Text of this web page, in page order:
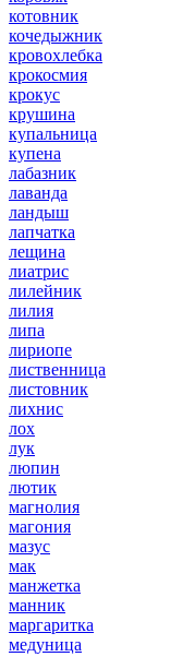
котовник
кочедыжник
кровохлебка
крокосмия
крокус
крушина
купальница
купена
лабазник
лаванда
ландыш
лапчатка
лещина
лиатрис
лилейник
лилия
липа
лириопе
лиственница
листовник
лихнис
лох
лук
люпин
лютик
магнолия
магония
мазус
мак
манжетка
манник
маргаритка
медуница